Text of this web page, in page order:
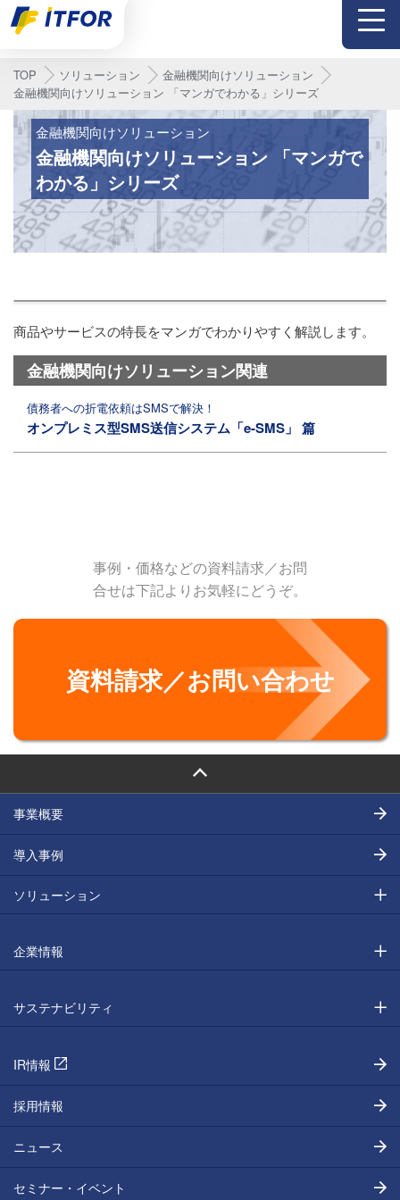
TOP ソリューション
金融機関向けソリューション
金融機関向けソリューション 「マンガでわかる」シリーズ
金融機関向けソリューション
金融機関向けソリューション 「マンガで
わかる」シリーズ
商品やサービスの特長をマンガでわかりやすく解説します。
金融機関向けソリューション関連
債務者への折電依頼はSMSで解決！
オンプレミス型SMS送信システム「e-SMS」 篇
事例・価格などの資料請求／お問
合せは下記よりお気軽にどうぞ。
資料請求／お問い合わせ
PAGE TOP
事業概要
導入事例
ソリューション
企業情報
サステナビリティ
IR情報
採用情報
ニュース
セミナー・イベント